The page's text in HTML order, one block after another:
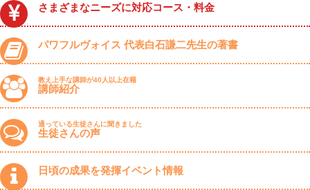
さまざまなニーズに対応コース・料金
パワフルヴォイス 代表白石謙二先生の著書
教え上手な講師が40人以上在籍
講師紹介
通っている生徒さんに聞きました
生徒さんの声
日頃の成果を発揮イベント情報